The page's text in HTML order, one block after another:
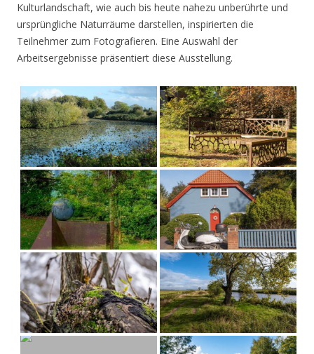
Kulturlandschaft, wie auch bis heute nahezu unberührte und
ursprüngliche Naturräume darstellen, inspirierten die
Teilnehmer zum Fotografieren. Eine Auswahl der
Arbeitsergebnisse präsentiert diese Ausstellung.